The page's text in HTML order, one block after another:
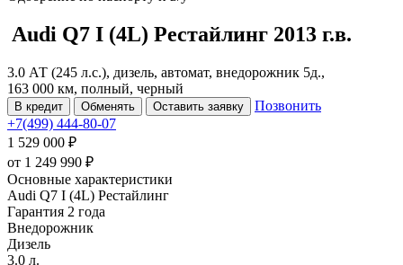
Audi Q7 I (4L) Рестайлинг 2013 г.в.
3.0 АТ (245 л.с.), дизель, автомат, внедорожник 5д.,
163 000 км, полный, черный
В кредит Обменять Оставить заявку
Позвонить
+7(499) 444-80-07
1 529 000 ₽
от 1 249 990 ₽
Основные характеристики
Audi Q7 I (4L) Рестайлинг
Гарантия 2 года
Внедорожник
Дизель
3.0 л.